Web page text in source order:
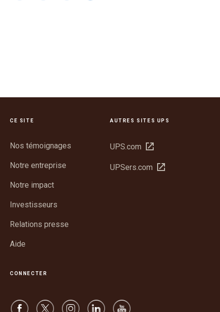
CE SITE
Nos témoignages
Notre entreprise
Notre impact
Investisseurs
Relations presse
Aide
AUTRES SITES UPS
UPS.com Ouvrir
une
UPSers.com Ouvrir
CONNECTER